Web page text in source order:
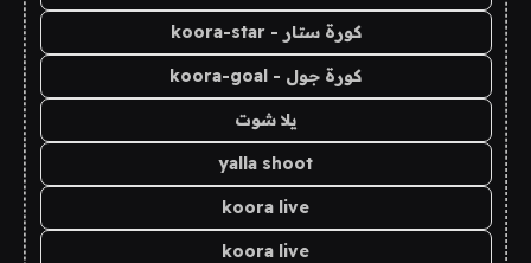
كورة ستار - koora-star
كورة جول - koora-goal
يلا شوت
yalla shoot
koora live
koora live